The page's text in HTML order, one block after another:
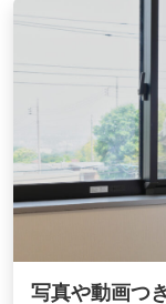
写真や動画つ